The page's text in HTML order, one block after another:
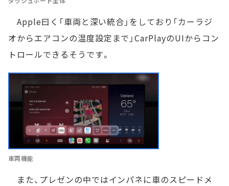
Apple曰く「車両と深い統合」をしており「カーラジ
オからエアコンの温度設定まで」CarPlayのUIからコン
トロールできるそうです。
車両機能
また、プレゼンの中ではインパネに車のスピードメ